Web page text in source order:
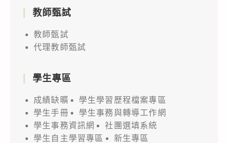
教師甄試
教師甄試
代理教師甄試
學生專區
成績缺曠
學生學習歷程檔案專區
學生手冊
學生事務與轉導工作網
學生事務資訊網
社團選填系統
學生自主學習專區
新生專區